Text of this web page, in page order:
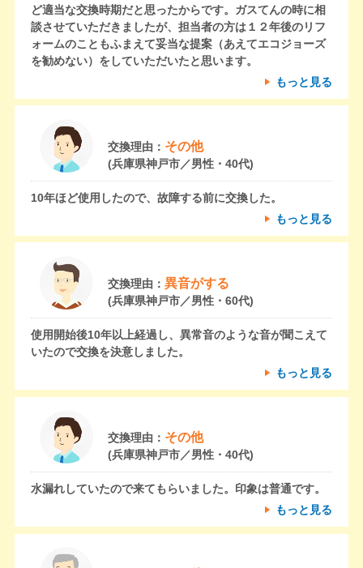
ど適当な交換時期だと思ったからです。ガスてんの時に相
談させていただきましたが、担当者の方は１２年後のリフ
ォームのこともふまえて妥当な提案（あえてエコジョーズ
を勧めない）をしていただいたと思います。
もっと見る
交換理由： その他
(兵庫県神戸市／男性・40代)
10年ほど使用したので、故障する前に交換した。
もっと見る
交換理由： 異音がする
(兵庫県神戸市／男性・60代)
使用開始後10年以上経過し、異常音のような音が聞こえて
いたので交換を決意しました。
もっと見る
交換理由： その他
(兵庫県神戸市／男性・40代)
水漏れしていたので来てもらいました。印象は普通です。
もっと見る